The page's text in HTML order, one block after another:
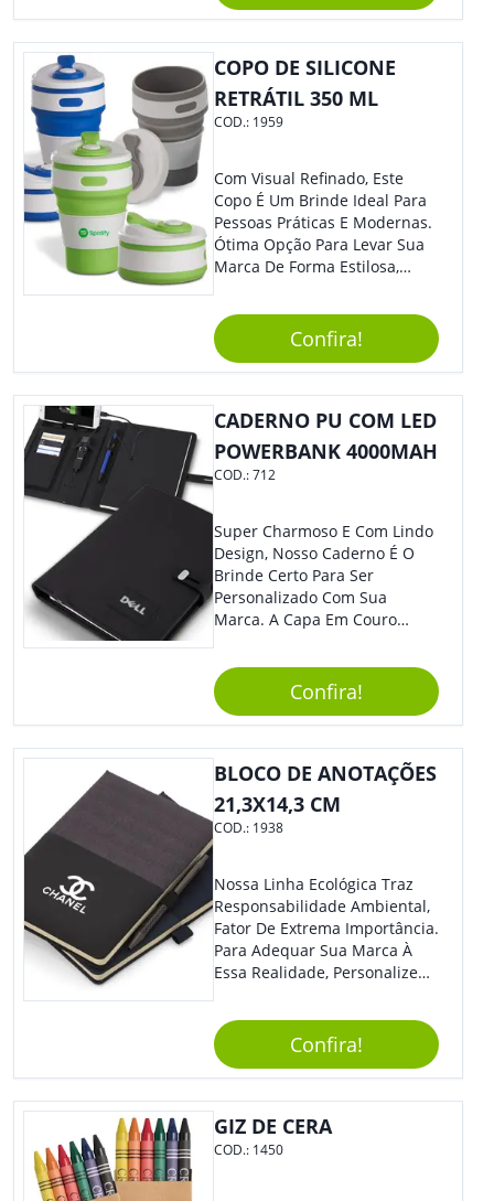
COPO DE SILICONE
RETRÁTIL 350 ML
COD.: 1959
Com Visual Refinado, Este
Copo É Um Brinde Ideal Para
Pessoas Práticas E Modernas.
Ótima Opção Para Levar Sua
Marca De Forma Estilosa,
Empresa Em Eventos,
Reuniões Corporativas Ou Até
Mesmo Para Presentear
Colaboradores.
Confira!
CADERNO PU COM LED
POWERBANK 4000MAH
COD.:712
Super Charmoso E Com Lindo
Design, Nosso Caderno É O
Brinde Certo Para Ser
Personalizado Com Sua
Marca. A Capa Em Couro
Elástico Permite Maior
Segurança Ao Carregá-Lo.
Ofereça A Seus Clientes E
Colaboradores, Sem Dúvidas
Eles Irão Adorar.
Confira!
BLOCO DE ANOTAÇÕES
21,3X14,3 CM
COD.: 1938
Nossa Linha Ecológica Traz
Responsabilidade Ambiental,
Fator De Extrema Importância.
Para Adequar Sua Marca À
Essa Realidade, Personalize
Anotações Com Post-It E
Caneta. Elaborado A Partir De
Material Reciclado, O Brinde
Também É Prático, Tornando-
Se Assim Excelente Para Uso
Cotidiano. Perfeito, Não É?!
Confira!
GIZ DE CERA
COD.: 1450